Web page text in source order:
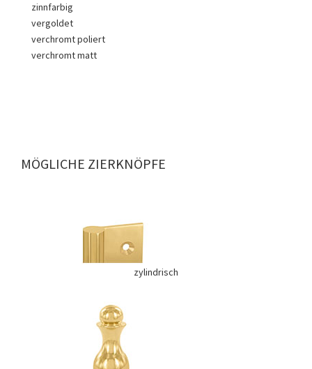
zinnfarbig
vergoldet
verchromt poliert
verchromt matt
MÖGLICHE ZIERKNÖPFE
zylindrisch